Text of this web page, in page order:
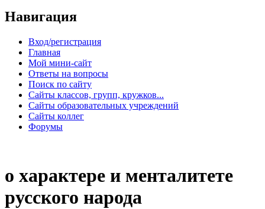
Навигация
Вход/регистрация
Главная
Мой мини-сайт
Ответы на вопросы
Поиск по сайту
Сайты классов, групп, кружков...
Сайты образовательных учреждений
Сайты коллег
Форумы
о характере и менталитете
русского народа